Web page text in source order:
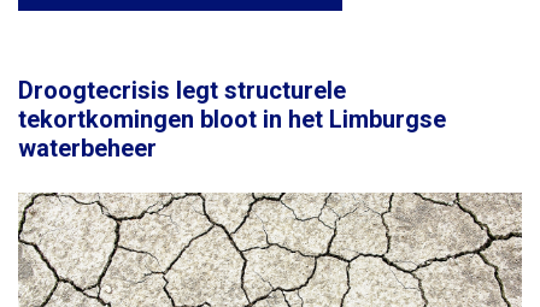
Droogtecrisis legt structurele
tekortkomingen bloot in het Limburgse
waterbeheer